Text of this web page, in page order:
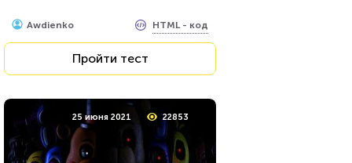
Awdienko HTML - код
Пройти тест
25 июня 2021 22853